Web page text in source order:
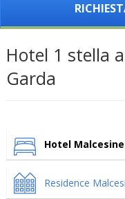
Hotel 1 stella
Garda
Hotel Malcesine
Residence